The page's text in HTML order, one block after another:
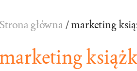
Strona główna / marketing
marketing